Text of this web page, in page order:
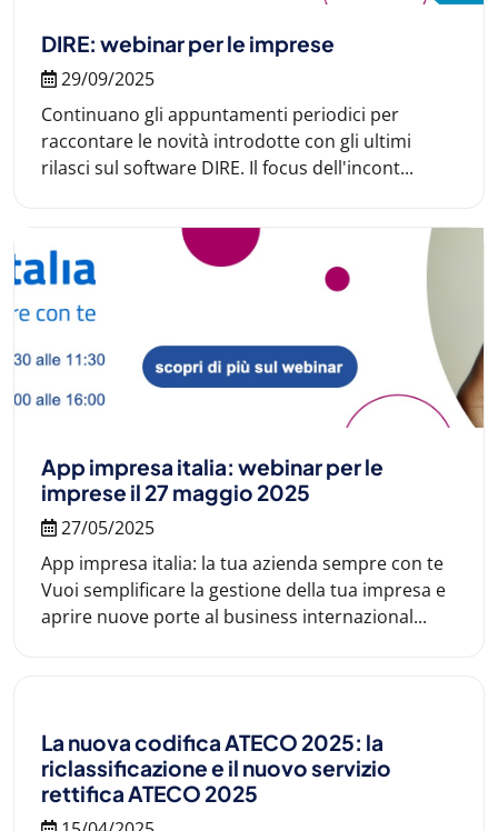
DIRE: webinar per le imprese
29/09/2025
Continuano gli appuntamenti periodici per
raccontare le novità introdotte con gli ultimi
rilasci sul software DIRE. Il focus dell'incont...
App impresa italia: webinar per le
imprese il 27 maggio 2025
27/05/2025
App impresa italia: la tua azienda sempre con te
Vuoi semplificare la gestione della tua impresa e
aprire nuove porte al business internazional...
La nuova codifica ATECO 2025: la
riclassificazione e il nuovo servizio
rettifica ATECO 2025